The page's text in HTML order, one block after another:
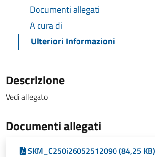
Documenti allegati
A cura di
Ulteriori Informazioni
Descrizione
Vedi allegato
Documenti allegati
SKM_C250i26052512090 (84,25 KB)